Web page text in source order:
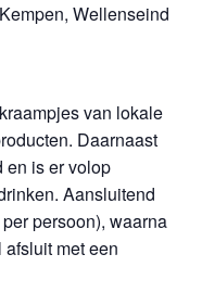
Wellenseind
van lokale
Daarnaast
en is er volop
Aansluitend
persoon), waarna
met een